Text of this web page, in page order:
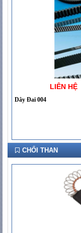
LIÊN HỆ
Dây Đai 004
CHỔI THAN